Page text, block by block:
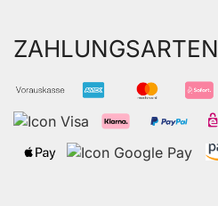
ZAHLUNGSARTEN